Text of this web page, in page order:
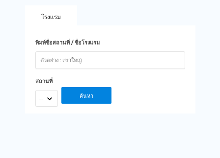
โรงแรม
พิมพ์ชื่อสถานที่ / ชื่อโรงแรม
สถานที่
-- ค้นหา